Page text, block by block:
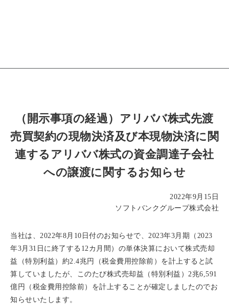
（開示事項の経過）アリババ株式先渡
売買契約の現物決済及び本現物決済に関
連するアリババ株式の資金調達子会社
への譲渡に関するお知らせ
2022年9月15日
ソフトバンクグループ株式会社
当社は、2022年8月10日付のお知らせで、2023年3月期（2023
年3月31日に終了する12カ月間）の単体決算において株式売却
益（特別利益）約2.4兆円（税金費用控除前）を計上すると試
算していましたが、このたび株式売却益（特別利益）2兆6,591
億円（税金費用控除前）を計上することが確定しましたのでお
知らせいたします。